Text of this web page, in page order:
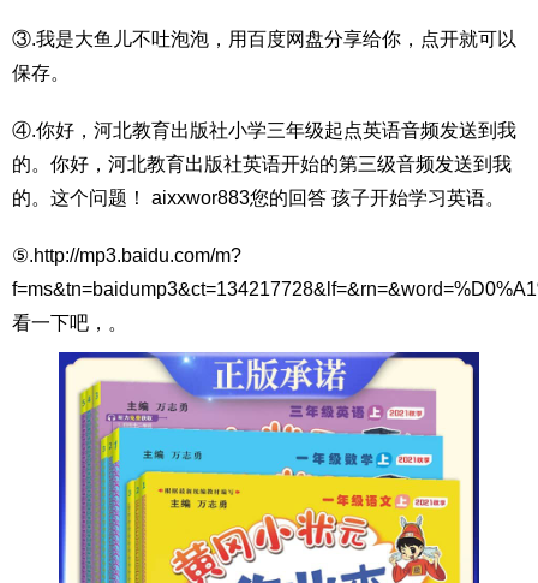
③.我是大鱼儿不吐泡泡，用百度网盘分享给你，点开就可以
保存。
④.你好，河北教育出版社小学三年级起点英语音频发送到我
的。你好，河北教育出版社英语开始的第三级音频发送到我
的。这个问题！ aixxwor883您的回答 孩子开始学习英语。
⑤.http://mp3.baidu.com/m?
看一下吧，。